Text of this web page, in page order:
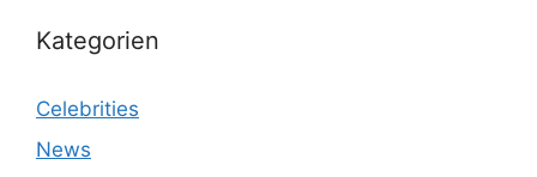
Kategorien
Celebrities
News